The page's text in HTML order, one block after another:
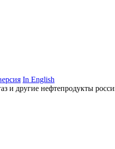
In English
и другие нефтепродукты